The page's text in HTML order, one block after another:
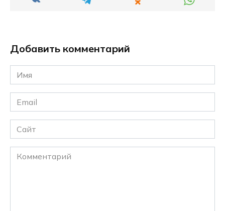
Добавить комментарий
Имя
*
Email
*
Сайт
Комментарий